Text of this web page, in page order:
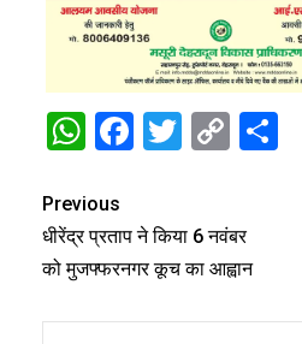
WhatsApp
Facebook
Twitter
Copy
Previous
धीरेंद्र प्रताप ने किया 6 नवंबर
को मुजफ्फरनगर कूच का आह्वान